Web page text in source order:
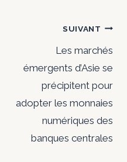
SUIVANT
Les marchés
émergents d’Asie se
précipitent pour
adopter les monnaies
numériques des
banques centrales